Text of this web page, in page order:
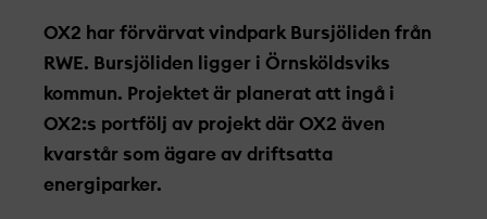
OX2 har förvärvat vindpark Bursjöliden från
RWE. Bursjöliden ligger i Örnsköldsviks
kommun. Projekt­et är planerat att ingå i
OX2:s portfölj av projekt­ där OX2 även
kvarstår som ägare av driftsatta
energiparker.